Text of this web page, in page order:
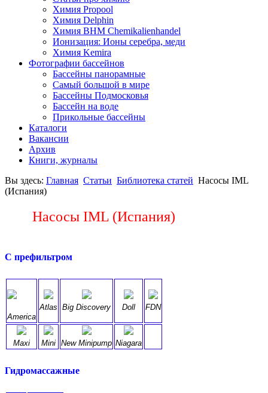
Химия Propool
Химия Delphin
Химия BHM Chemikalienhandel
Ионизация: Ионы серебра, меди
Химия Kemira
Фотографии бассейнов
Бассейны панорамные
Самый большой в мире
Бассейны Подмосковья
Бассейн на воде
Прикольные бассейны
Каталоги
Вакансии
Архив
Книги, журналы
Вы здесь: Главная Статьи Библиотека статей Насосы IML
(Испания)
Насосы IML (Испания)
С префильтром
America
Atlas Big Discovery Doll FDN
Maxi Mini New Minipump Niagara
Гидромассажные